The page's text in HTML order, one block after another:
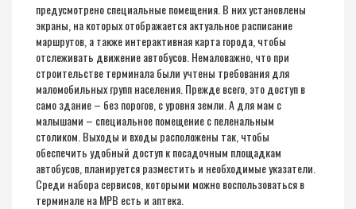
предусмотрено специальные помещения. В них установлены
экраны, на которых отображается актуальное расписание
маршрутов, а также интерактивная карта города, чтобы
отслеживать движение автобусов. Немаловажно, что при
строительстве терминала были учтены требования для
маломобильных групп населения. Прежде всего, это доступ в
само здание – без порогов, с уровня земли. А для мам с
малышами – специальное помещение с пеленальным
столиком. Выходы и входы расположены так, чтобы
обеспечить удобный доступ к посадочным площадкам
автобусов, планируется разместить и необходимые указатели.
Среди набора сервисов, которыми можно воспользоваться в
терминале на МРВ есть и аптека.